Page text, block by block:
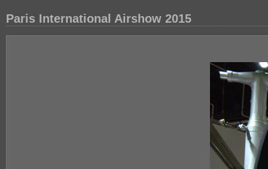
Paris International Airshow 2015